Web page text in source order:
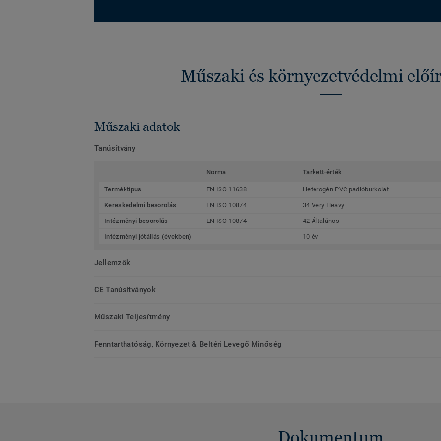
Műszaki és környezetvédelmi
Műszaki adatok
Tanúsítvány
Norma Tarkett-érték
Terméktípus EN ISO 11638 Heterogén PVC padlóburkolat
Kereskedelmi besorolás EN ISO 10874 34 Very Heavy
Intézményi besorolás EN ISO 10874 42 Általános
Intézményi jótállás (években) - 10 év
Jellemzők
CE Tanúsítványok
Műszaki Teljesítmény
Fenntarthatóság, Környezet & Beltéri Levegő Minőség
Dokumentum